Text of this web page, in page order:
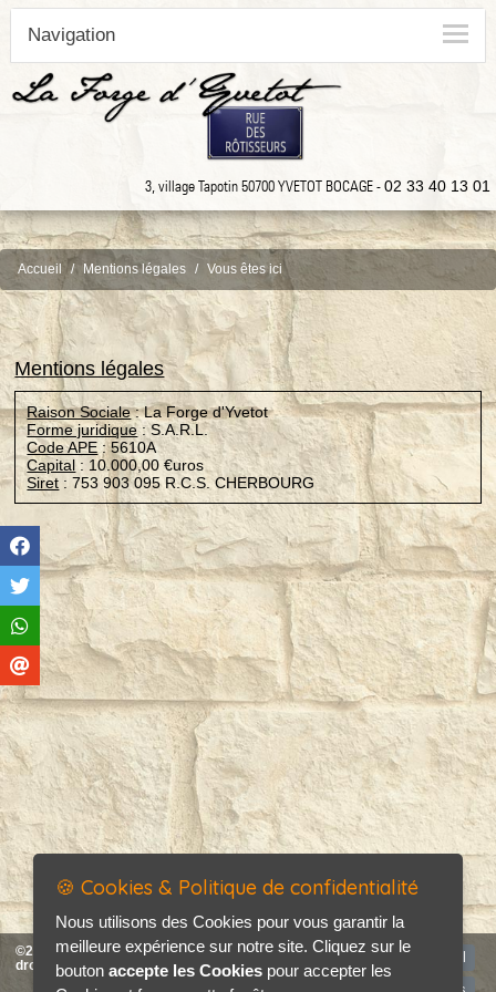
3, village Tapotin 50700 YVETOT BOCAGE -02 33 40 13 01
Navigation
Accueil Mentions légales Vous êtes ici
Mentions légales
Raison Sociale: La Forge d'Yvetot
Forme juridique: S.A.R.L.
Code APE : 5610A
Capital : 10.000,00 €uros
Siret : 753 903 095 R.C.S. CHERBOURG
©2026 La Forge d'Yvetot tous
droits réservés
🍪 Cookies & Politique de confidentialité
Nous utilisons des Cookies pour vous garantir la
meilleure expérience sur notre site. Cliquez sur le
bouton accepte les Cookies pour accepter les